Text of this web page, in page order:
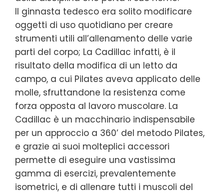
Il ginnasta tedesco era solito modificare
oggetti di uso quotidiano per creare
strumenti utili all’allenamento delle varie
parti del corpo; La Cadillac infatti, è il
risultato della modifica di un letto da
campo, a cui Pilates aveva applicato delle
molle, sfruttandone la resistenza come
forza opposta al lavoro muscolare. La
Cadillac è un macchinario indispensabile
per un approccio a 360’ del metodo Pilates,
e grazie ai suoi molteplici accessori
permette di eseguire una vastissima
gamma di esercizi, prevalentemente
isometrici, e di allenare tutti i muscoli del